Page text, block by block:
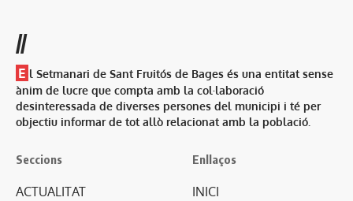
//
E l Setmanari de Sant Fruitós de Bages és una entitat sense
ànim de lucre que compta amb la col·laboració
desinteressada de diverses persones del municipi i té per
objectiu informar de tot allò relacionat amb la població.
Seccions
ACTUALITAT
Enllaços
INICI